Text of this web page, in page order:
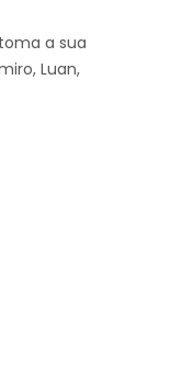
a sua
Luan,